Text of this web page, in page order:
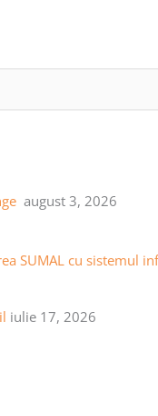
august 3, 2026
SUMAL cu sistemul
iulie 17, 2026